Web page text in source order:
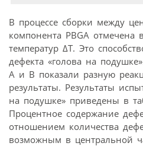
В процессе сборки между
компонента PBGA отмечена
температур ∆T. Это
дефекта «голова на
А и B показали разную
результаты. Результаты
на подушке» приведены в
Процентное содержание
отношением количества
возможным в центральной